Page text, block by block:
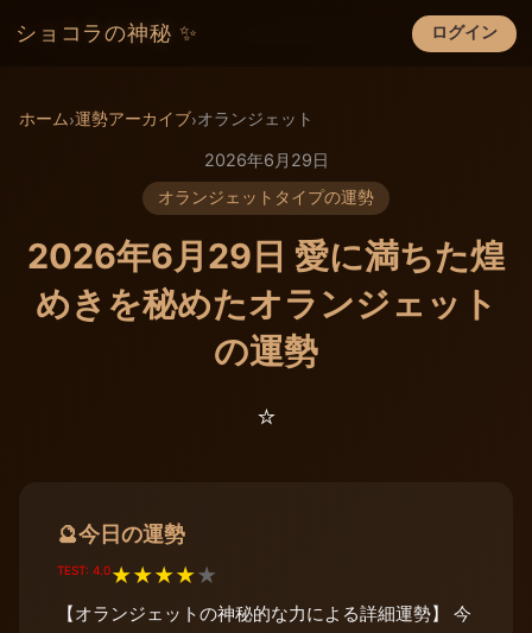
ショコラの神秘 ✨ ログイン
×
ホーム›運勢アーカイブ›オランジェット
2026年6月29日
オランジェットタイプの運勢
2026年6月29日 愛に満ちた煌
めきを秘めたオランジェット
の運勢
⭐️
🔮今日の運勢
TEST: 4.0★★★★★
【オランジェットの神秘的な力による詳細運勢】 今